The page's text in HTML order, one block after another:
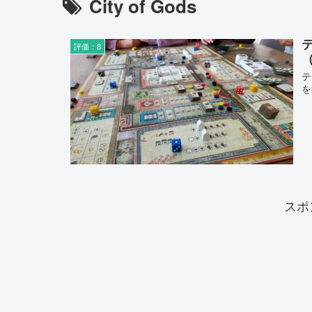
City of Gods
評価：8
ス